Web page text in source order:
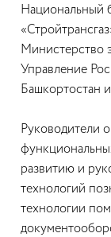
Национальный
Министерство
Управление
Башкортостан
Руководители
развитию и
технологий
технологии